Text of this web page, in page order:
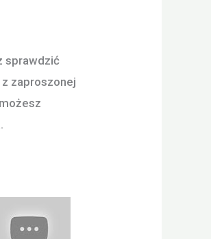
sprawdzić
zaproszonej